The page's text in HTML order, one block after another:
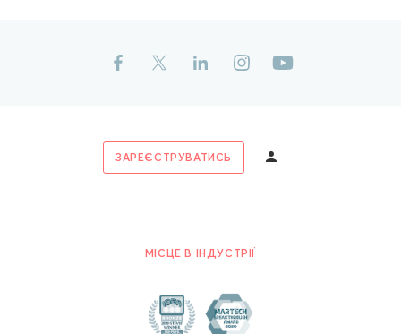
ЗАРЕЄСТРУВАТИСЬ
МІСЦЕ В ІНДУСТРІЇ